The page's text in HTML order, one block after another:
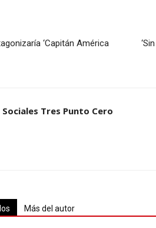
‘Capitán América
Sociales Tres Punto Cero
Más del autor